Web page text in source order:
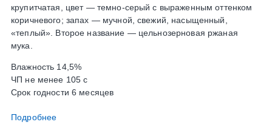
крупитчатая, цвет — темно-серый с выраженным оттенком
коричневого; запах — мучной, свежий, насыщенный,
«теплый». Второе название — цельнозерновая ржаная
мука.
Влажность 14,5%
ЧП не менее 105 с
Срок годности 6 месяцев
Подробнее